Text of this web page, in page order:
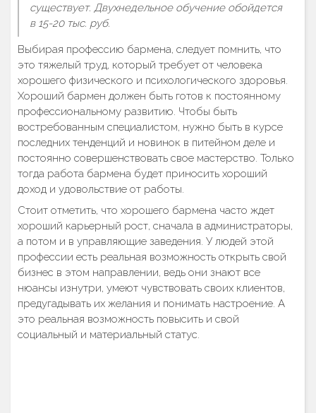
существует. Двухнедельное обучение обойдется
в 15-20 тыс. руб.
Выбирая профессию бармена, следует помнить, что
это тяжелый труд, который требует от человека
хорошего физического и психологического здоровья.
Хороший бармен должен быть готов к постоянному
профессиональному развитию. Чтобы быть
востребованным специалистом, нужно быть в курсе
последних тенденций и новинок в питейном деле и
постоянно совершенствовать свое мастерство. Только
тогда работа бармена будет приносить хороший
доход и удовольствие от работы.
Стоит отметить, что хорошего бармена часто ждет
хороший карьерный рост, сначала в администраторы,
а потом и в управляющие заведения. У людей этой
профессии есть реальная возможность открыть свой
бизнес в этом направлении, ведь они знают все
нюансы изнутри, умеют чувствовать своих клиентов,
предугадывать их желания и понимать настроение. А
это реальная возможность повысить и свой
социальный и материальный статус.